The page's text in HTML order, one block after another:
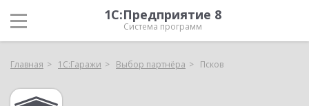
1С:Предприятие 8
Система программ
Главная 1С:Гаражи Выбор партнёра Псков